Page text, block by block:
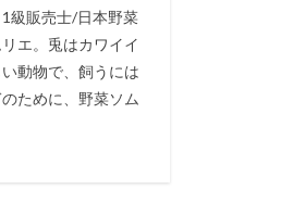
級販売士/日本野菜
エ。兎はカワイイ
動物で、飼うには
ために、野菜ソム